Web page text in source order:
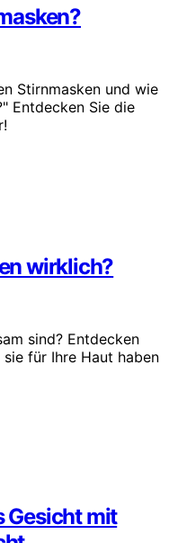
Stirnmasken und wie
Entdecken Sie die
wirklich?
sind? Entdecken
für Ihre Haut haben
Gesicht mit